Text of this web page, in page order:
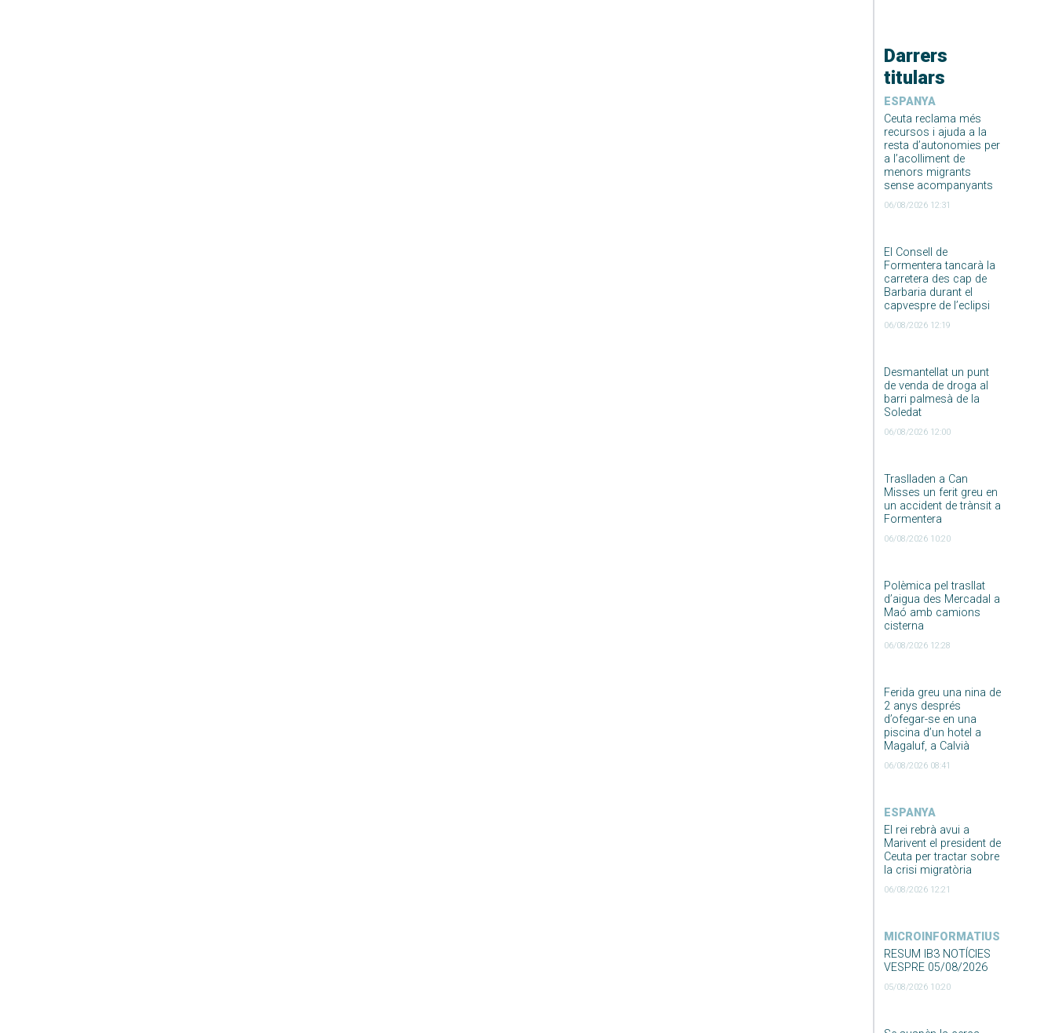
Darrers
titulars
ESPANYA
Ceuta reclama més
recursos i ajuda a la
resta d’autonomies per
a l’acolliment de
menors migrants
sense acompanyants
06/08/2026 12:31
El Consell de
Formentera tancarà la
carretera des cap de
Barbaria durant el
capvespre de l’eclipsi
06/08/2026 12:19
Desmantellat un punt
de venda de droga al
barri palmesà de la
Soledat
06/08/2026 12:00
Traslladen a Can
Misses un ferit greu en
un accident de trànsit a
Formentera
06/08/2026 10:20
Polèmica pel trasllat
d’aigua des Mercadal a
Maó amb camions
cisterna
06/08/2026 12:28
Ferida greu una nina de
2 anys després
d’ofegar-se en una
piscina d’un hotel a
Magaluf, a Calvià
06/08/2026 08:41
ESPANYA
El rei rebrà avui a
Marivent el president de
Ceuta per tractar sobre
la crisi migratòria
06/08/2026 12:21
MICROINFORMATIUS
RESUM IB3 NOTÍCIES
VESPRE 05/08/2026
05/08/2026 10:20